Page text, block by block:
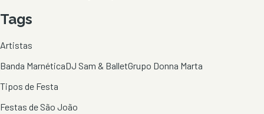
Tags
Artistas
Banda MarnéticaDJ Sam & BalletGrupo Donna Marta
Tipos de Festa
Festas de São João